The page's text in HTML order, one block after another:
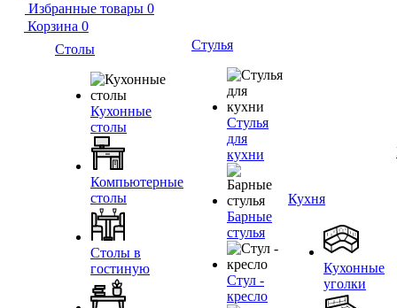
Избранные товары 0
Корзина 0
Столы
Кухонные
столы
Компьютерные
столы
Столы в
гостиную
Стулья
Стулья
для
кухни
Барные
стулья
Стул -
кресло
Кухня
Кухонные
уголки